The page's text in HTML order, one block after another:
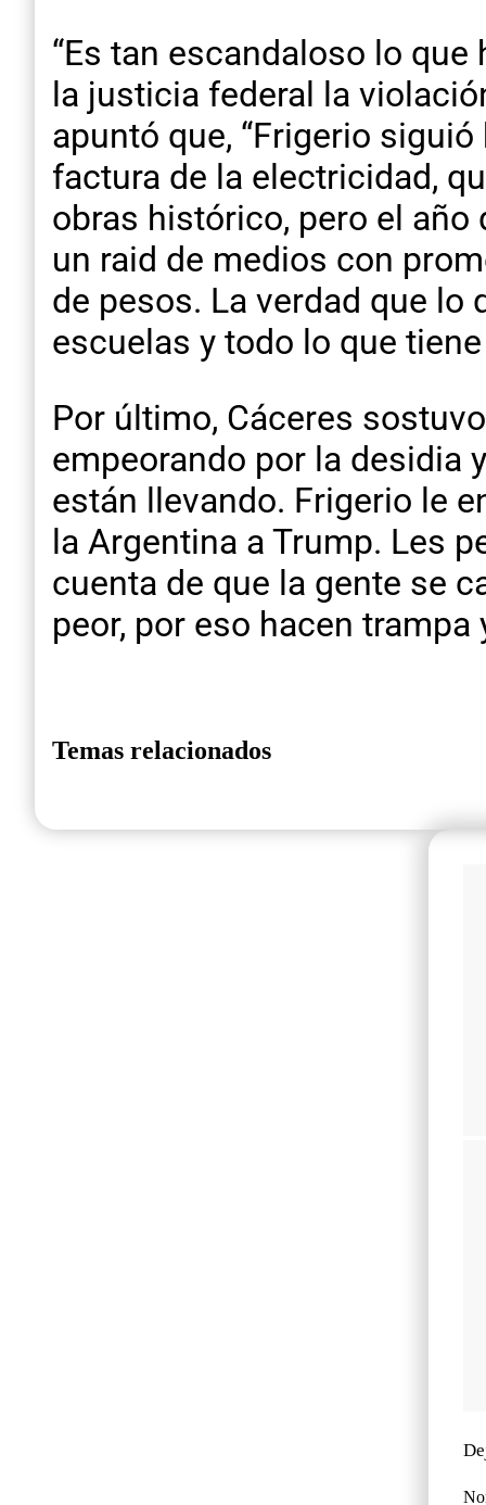
“Es tan escandaloso lo
la justicia federal la
apuntó que, “Frigerio
factura de la electricidad,
obras histórico, pero el
un raid de medios con
de pesos. La verdad que lo
escuelas y todo lo que
Por último, Cáceres
empeorando por la desidia
están llevando. Frigerio le
la Argentina a Trump. Les
cuenta de que la gente se
peor, por eso hacen trampa
Temas relacionados